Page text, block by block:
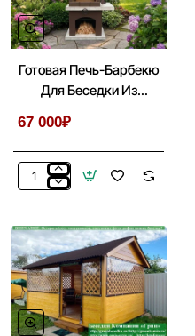
Готовая Печь-Барбекю
Для Беседки Из
67 000₽
Готовая
Для
Беседки
Из
Кирпича,
Бетона
№